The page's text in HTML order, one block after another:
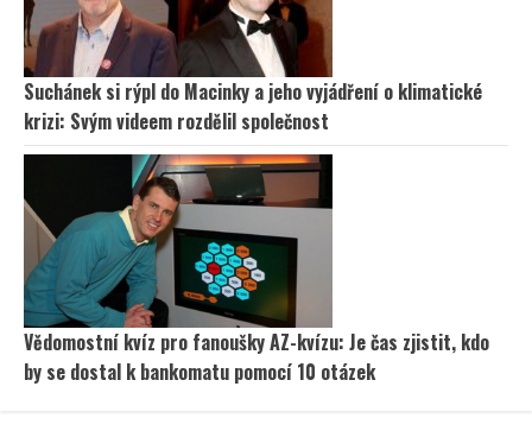
Suchánek si rýpl do Macinky a jeho vyjádření o klimatické
krizi: Svým videem rozdělil společnost
Vědomostní kvíz pro fanoušky AZ-kvízu: Je čas zjistit, kdo
by se dostal k bankomatu pomocí 10 otázek